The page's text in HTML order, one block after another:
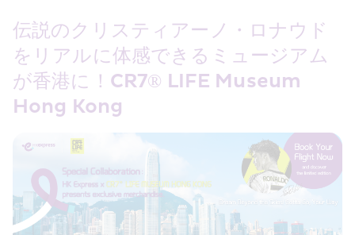
伝説のクリスティアーノ・ロナウド
をリアルに体感できるミュージアム
が香港に！CR7® LIFE Museum
Hong Kong